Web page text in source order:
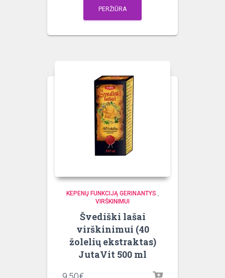
PERŽIŪRA
KEPENŲ FUNKCIJĄ GERINANTYS ,
VIRŠKINIMUI
Švediški lašai
virškinimui (40
žolelių ekstraktas)
JutaVit 500 ml